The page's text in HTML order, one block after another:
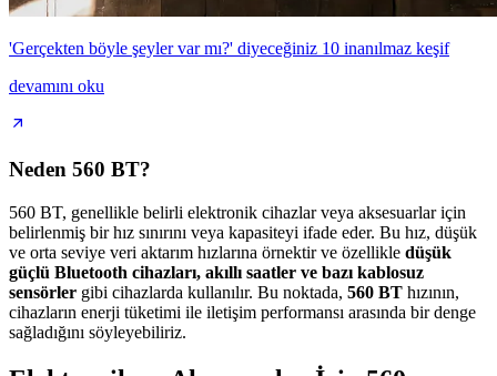
'Gerçekten böyle şeyler var mı?' diyeceğiniz 10 inanılmaz keşif
devamını oku
Neden 560 BT?
560 BT, genellikle belirli elektronik cihazlar veya aksesuarlar için
belirlenmiş bir hız sınırını veya kapasiteyi ifade eder. Bu hız, düşük
ve orta seviye veri aktarım hızlarına örnektir ve özellikle düşük
güçlü Bluetooth cihazları, akıllı saatler ve bazı kablosuz
sensörler gibi cihazlarda kullanılır. Bu noktada, 560 BT hızının,
cihazların enerji tüketimi ile iletişim performansı arasında bir denge
sağladığını söyleyebiliriz.